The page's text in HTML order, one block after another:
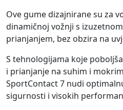
Ove gume dizajnirane su za
dinamičnoj vožnji s
prianjanjem, bez obzira na
S tehnologijama koje
i prianjanje na suhim i
SportContact 7 nudi
sigurnosti i visokih